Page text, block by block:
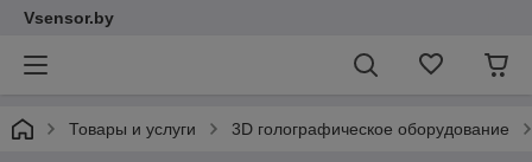
Vsensor.by
Товары и услуги 3D голографическое оборудование